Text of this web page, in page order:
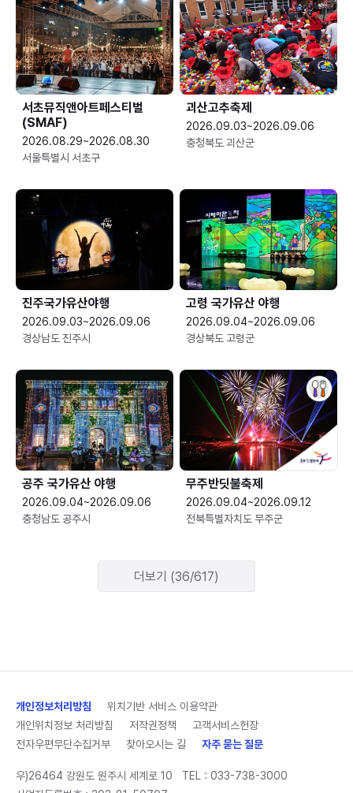
서초뮤직앤아트페스티벌
(SMAF)
2026.08.29~2026.08.30
서울특별시 서초구
괴산고추축제
2026.09.03~2026.09.06
충청북도 괴산군
진주국가유산야행
2026.09.03~2026.09.06
경상남도 진주시
고령 국가유산 야행
2026.09.04~2026.09.06
경상북도 고령군
공주 국가유산 야행
2026.09.04~2026.09.06
충청남도 공주시
무주반딧불축제
2026.09.04~2026.09.12
전북특별자치도 무주군
더보기 (36/617)
개인정보처리방침
위치기반 서비스 이용약관
개인위치정보 처리방침
저작권정책
고객서비스헌장
전자우편무단수집거부
찾아오시는 길 자주 묻는 질문
우)26464 강원도 원주시 세계로 10 TEL : 033-738-3000